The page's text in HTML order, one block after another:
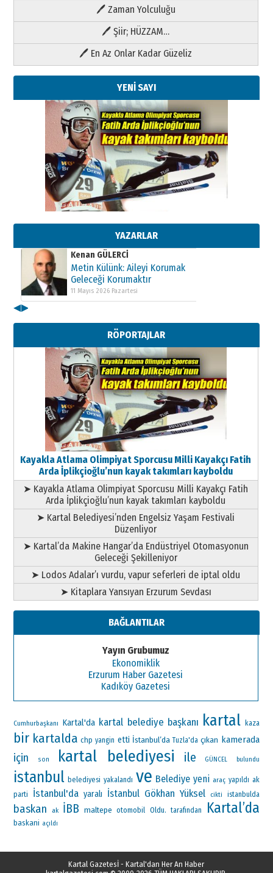
🖊 Zaman Yolculuğu
🖊 Şiir; HÜZZAM…
🖊 En Az Onlar Kadar Güzeliz
YENİ SAYI
YAZARLAR
Kenan GÜLERCİ
Metin Külünk: Aileyi Korumak
Geleceği Korumaktır
11 Mayıs 2026 Pazartesi
Kenan GÜLERCİ
Metin Külünk: Aileyi Korumak
Geleceği Korumaktır
11 Mayıs 2026 Pazartesi
Metin Külünk: Aileyi Korumak
Geleceği Korumaktır
11 Mayıs 2026 Pazartesi
◀▶
RÖPORTAJLAR
Kayakla Atlama Olimpiyat Sporcusu Milli Kayakçı Fatih
Arda İplikçioğlu’nun kayak takımları kayboldu
➤ Kayakla Atlama Olimpiyat Sporcusu Milli Kayakçı Fatih
Arda İplikçioğlu’nun kayak takımları kayboldu
➤ Kartal Belediyesi’nden Engelsiz Yaşam Festivali
Düzenliyor
➤ Kartal’da Makine Hangar’da Endüstriyel Otomasyonun
Geleceği Şekilleniyor
➤ Lodos Adalar’ı vurdu, vapur seferleri de iptal oldu
➤ Kitaplara Yansıyan Erzurum Sevdası
BAĞLANTILAR
Yayın Grubumuz
Ekonomiklik
Erzurum Haber Gazetesi
Kadıköy Gazetesi
Cumhurbaşkanı Kartal'da kartal belediye başkanı kartal kaza
bir kartalda chp yangin etti İstanbul’da Tuzla'da çıkan kamerada
için son kartal belediyesi ile GÜNCEL bulundu
istanbul belediyesi yakalandı ve Belediye yeni araç yapıldı ak
parti
İstanbul'da yaralı İstanbul Gökhan Yüksel cikti istanbulda
baskan ak İBB maltepe otomobil Oldu. tarafından Kartal’da
baskani açıldı
Kartal Gazetesİ - Kartal'dan Her An Haber